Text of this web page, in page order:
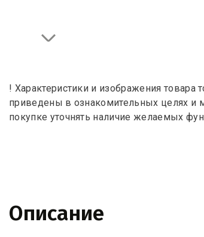
! Характеристики и изображения товара
приведены в ознакомительных целях и
покупке уточнять наличие желаемых
Описание